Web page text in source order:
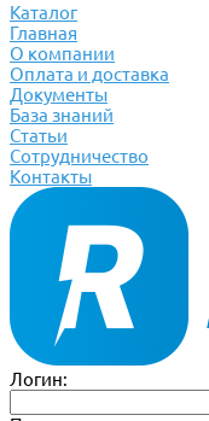
Каталог
Главная
О компании
Оплата и доставка
Документы
База знаний
Статьи
Сотрудничество
Контакты
Логин: